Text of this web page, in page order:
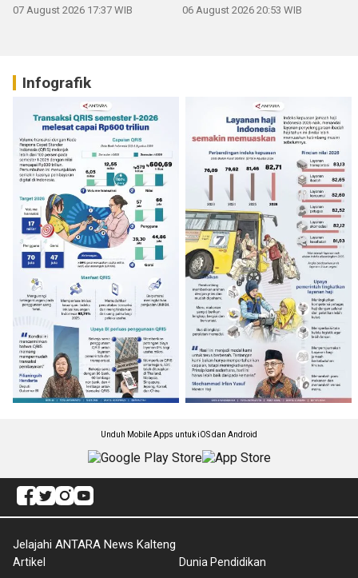
07 August 2026 17:37 WIB 06 August 2026 20:53 WIB
Infografik
Unduh Mobile Apps untuk iOS dan Android
Jelajahi ANTARA News Kalteng
Artikel
Dunia Pendidikan